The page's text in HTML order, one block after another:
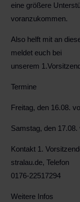
eine größere
voranzukommen.
Also helft mit an
meldet euch bei
unserem
Termine
Freitag, den 16.08.
Samstag, den
Kontakt 1.
stralau.de, Telefon
0176-22517294
Weitere Infos